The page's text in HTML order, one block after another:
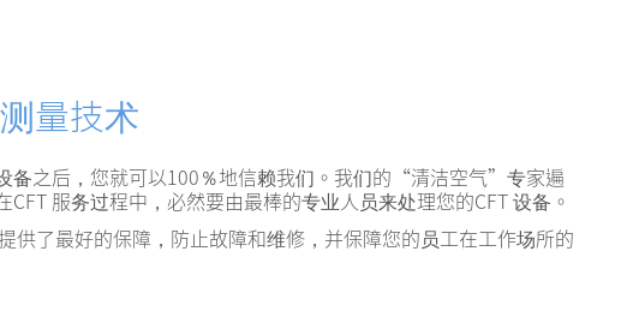
量技术
备之后，您就可以100％地信赖我们。我们的“清洁空气”专家遍
服务过程中，必然要由最棒的专业人员来处理您的CFT 设备。
了最好的保障，防止故障和维修，并保障您的员工在工作场所的